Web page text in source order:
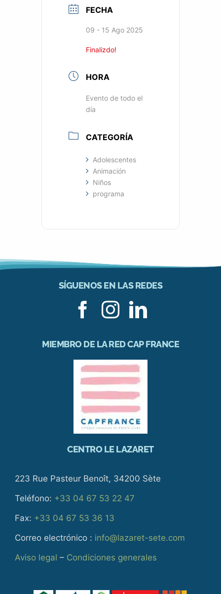
FECHA
09 - 15 Ago 2025
Finalizdo!
HORA
Evento de todo el
día
CATEGORÍA
Adolescentes
Animación
Niños
programa
SÍGUENOS EN LAS REDES
MIEMBRO DE LA RED CAP FRANCE
CENTRO LE LAZARET
223 Rue Pasteur Benoît, 34200 Sète
Teléfono: +33 04 67 53 22 47
Fax: +33 04 67 53 36 13
Correo electrónico : info@lazaret-sete.com
Aviso legal – Condiciones generales